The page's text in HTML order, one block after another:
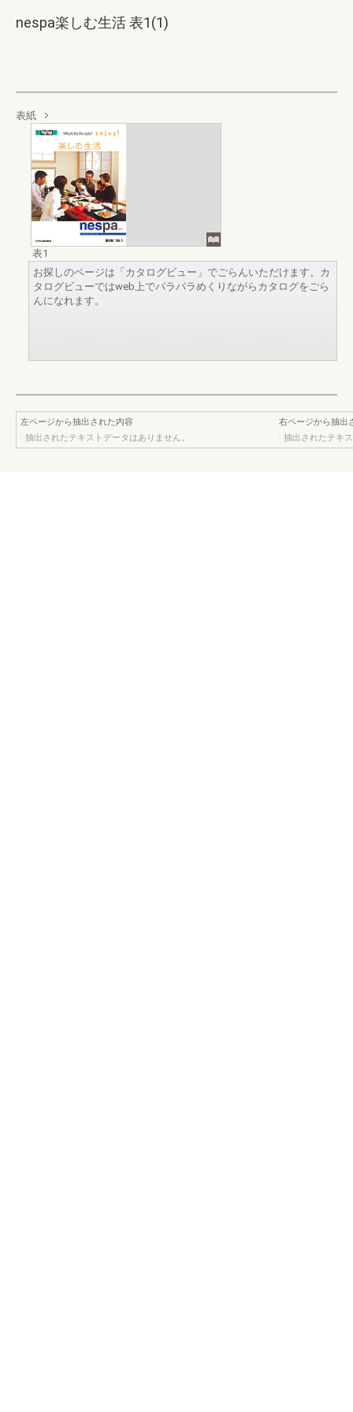
nespa楽しむ生活 表1(1)
表紙
表1
お探しのページは「カタログビュー」でごらんいただけます。カ
タログビューではweb上でパラパラめくりながらカタログをごら
んになれます。
左ページから抽出された内容
抽出されたテキストデータはありません。
右ページから抽出
抽出されたテキ